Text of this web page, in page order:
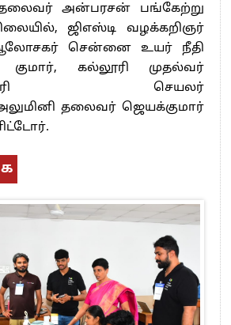
அன்பரசன் பங்கேற்று
ஜிஎஸ்டி வழக்கறிஞர்
சென்னை உயர் நீதி
கல்லூரி முதல்வர்
செயலர்
தலைவர் ஜெயக்குமார்